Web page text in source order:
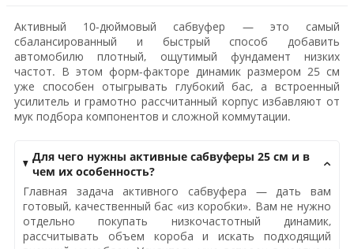
Активный 10-дюймовый сабвуфер — это самый
сбалансированный и быстрый способ добавить
автомобилю плотный, ощутимый фундамент низких
частот. В этом форм-факторе динамик размером 25 см
уже способен отыгрывать глубокий бас, а встроенный
усилитель и грамотно рассчитанный корпус избавляют от
мук подбора компонентов и сложной коммутации.
Для чего нужны активные сабвуферы 25 см и в
чем их особенность?
Главная задача активного сабвуфера — дать вам
готовый, качественный бас «из коробки». Вам не нужно
отдельно покупать низкочастотный динамик,
рассчитывать объем короба и искать подходящий